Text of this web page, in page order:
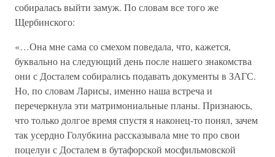
собиралась выйти замуж. По словам все того же
Щербинского:
«…Она мне сама со смехом поведала, что, кажется,
буквально на следующий день после нашего знакомства
они с Досталем собирались подавать документы в ЗАГС.
Но, по словам Ларисы, именно наша встреча и
перечеркнула эти матримониальные планы. Признаюсь,
что только долгое время спустя я наконец-то понял, зачем
так усердно Голубкина рассказывала мне то про свои
поцелуи с Досталем в бутафорской мосфильмовской